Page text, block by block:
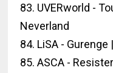
83. UVERworld -
Neverland
84. LiSA -
85. ASCA -